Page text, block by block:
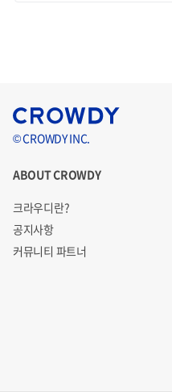
© CROWDY INC.
ABOUT CROWDY
크라우디란?
공지사항
커뮤니티 파트너